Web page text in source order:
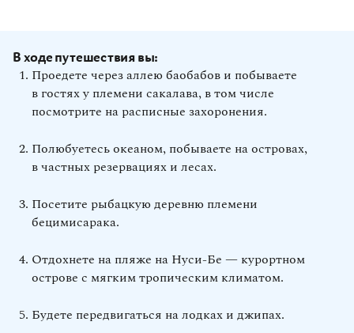
В ходе путешествия вы:
Проедете через аллею баобабов и побываете
в гостях у племени сакалава, в том числе
посмотрите на расписные захоронения.
Полюбуетесь океаном, побываете на островах,
в частных резервациях и лесах.
Посетите рыбацкую деревню племени
бецимисарака.
Отдохнете на пляже на Нуси‑Бе — курортном
острове с мягким тропическим климатом.
Будете передвигаться на лодках и джипах.